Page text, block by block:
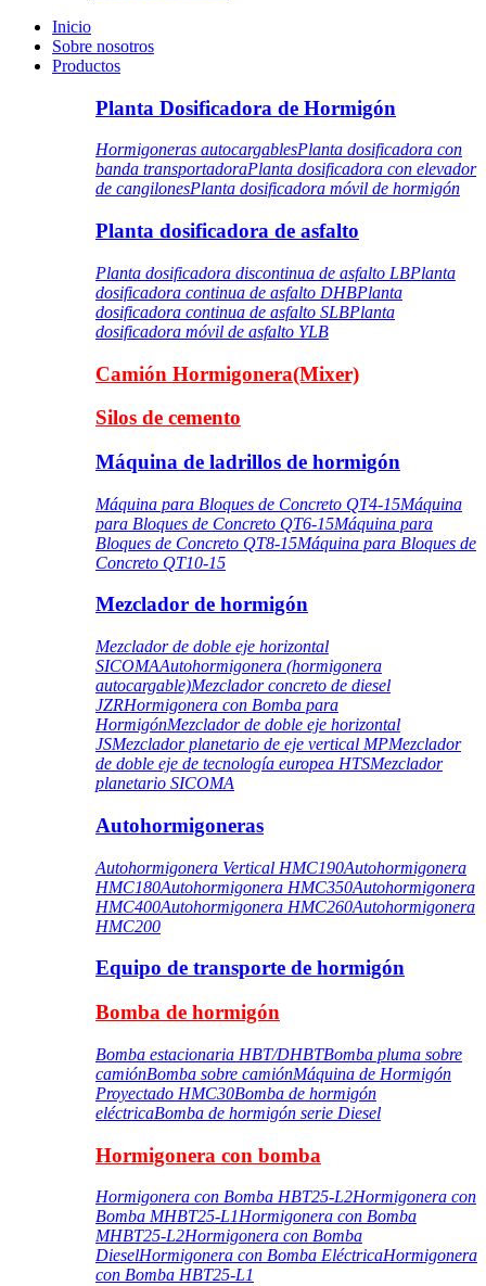
Inicio
Sobre nosotros
Productos
Planta Dosificadora de Hormigón
Hormigoneras autocargablesPlanta dosificadora con
banda transportadoraPlanta dosificadora con elevador
de cangilonesPlanta dosificadora móvil de hormigón
Planta dosificadora de asfalto
Planta dosificadora discontinua de asfalto LBPlanta
dosificadora continua de asfalto DHBPlanta
dosificadora continua de asfalto SLBPlanta
dosificadora móvil de asfalto YLB
Camión Hormigonera(Mixer)
Silos de cemento
Máquina de ladrillos de hormigón
Máquina para Bloques de Concreto QT4-15Máquina
para Bloques de Concreto QT6-15Máquina para
Bloques de Concreto QT8-15Máquina para Bloques de
Concreto QT10-15
Mezclador de hormigón
Mezclador de doble eje horizontal
SICOMAAutohormigonera (hormigonera
autocargable)Mezclador concreto de diesel
JZRHormigonera con Bomba para
HormigónMezclador de doble eje horizontal
JSMezclador planetario de eje vertical MPMezclador
de doble eje de tecnología europea HTSMezclador
planetario SICOMA
Autohormigoneras
Autohormigonera Vertical HMC190Autohormigonera
HMC180Autohormigonera HMC350Autohormigonera
HMC400Autohormigonera HMC260Autohormigonera
HMC200
Equipo de transporte de hormigón
Bomba de hormigón
Bomba estacionaria HBT/DHBTBomba pluma sobre
camiónBomba sobre camiónMáquina de Hormigón
Proyectado HMC30Bomba de hormigón
eléctricaBomba de hormigón serie Diesel
Hormigonera con bomba
Hormigonera con Bomba HBT25-L2Hormigonera con
Bomba MHBT25-L1Hormigonera con Bomba
MHBT25-L2Hormigonera con Bomba
DieselHormigonera con Bomba EléctricaHormigonera
con Bomba HBT25-L1